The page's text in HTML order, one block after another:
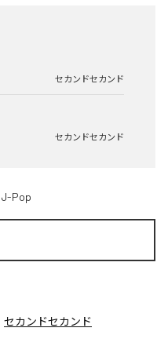
セカンドセカンド
セカンドセカンド
J-Pop
セカンドセカンド